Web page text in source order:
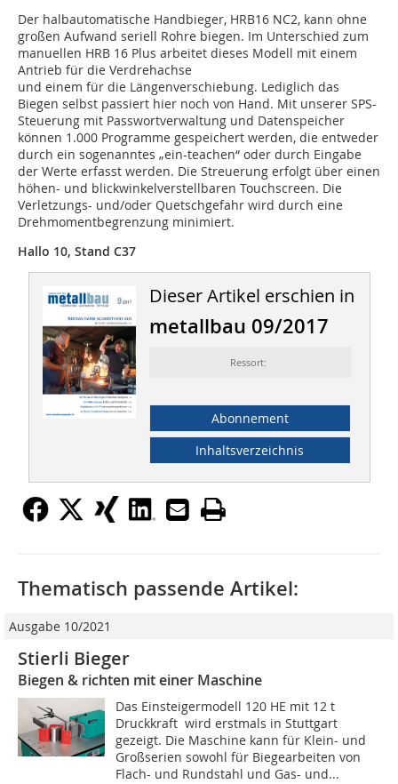
Der halbautomatische Handbieger, HRB16 NC2, kann ohne
großen Aufwand seriell Rohre biegen. Im Unterschied zum
manuellen HRB 16 Plus arbeitet dieses Modell mit einem
Antrieb für die Verdrehachse
und einem für die Längenverschiebung. Lediglich das
Biegen selbst passiert hier noch von Hand. Mit unserer SPS-
Steuerung mit Passwortverwaltung und Datenspeicher
können 1.000 Programme gespeichert werden, die entweder
durch ein sogenanntes „ein-teachen“ oder durch Eingabe
der Werte erfasst werden. Die Streuerung erfolgt über einen
höhen- und blickwinkelverstellbaren Touchscreen. Die
Verletzungs- und/oder Quetschgefahr wird durch eine
Drehmomentbegrenzung minimiert.
Hallo 10, Stand C37
Dieser Artikel erschien in
metallbau 09/2017
Ressort:
Abonnement
Inhaltsverzeichnis
Thematisch passende Artikel:
Ausgabe 10/2021
Stierli Bieger
Biegen & richten mit einer Maschine
Das Einsteigermodell 120 HE mit 12 t
Druckkraft wird erstmals in Stuttgart
gezeigt. Die Maschine kann für Klein- und
Großserien sowohl für Biegearbeiten von
Flach- und Rundstahl und Gas- und...